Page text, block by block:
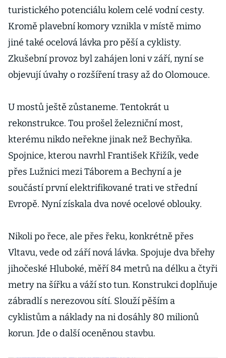
turistického potenciálu kolem celé vodní cesty.
Kromě plavební komory vznikla v místě mimo
jiné také ocelová lávka pro pěší a cyklisty.
Zkušební provoz byl zahájen loni v září, nyní se
objevují úvahy o rozšíření trasy až do Olomouce.
U mostů ještě zůstaneme. Tentokrát u
rekonstrukce. Tou prošel železniční most,
kterému nikdo neřekne jinak než Bechyňka.
Spojnice, kterou navrhl František Křižík, vede
přes Lužnici mezi Táborem a Bechyní a je
součástí první elektrifikované trati ve střední
Evropě. Nyní získala dva nové ocelové oblouky.
Nikoli po řece, ale přes řeku, konkrétně přes
Vltavu, vede od září nová lávka. Spojuje dva břehy
jihočeské Hluboké, měří 84 metrů na délku a čtyři
metry na šířku a váží sto tun. Konstrukci doplňuje
zábradlí s nerezovou sítí. Slouží pěším a
cyklistům a náklady na ni dosáhly 80 milionů
korun. Jde o další oceněnou stavbu.